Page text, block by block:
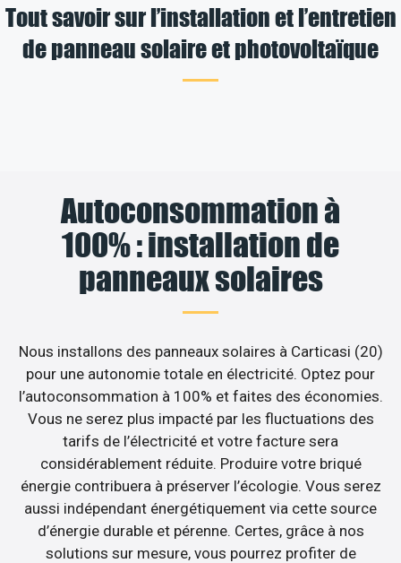
Tout savoir sur l’installation et l’entretien
de panneau solaire et photovoltaïque
Autoconsommation à
100% : installation de
panneaux solaires
Nous installons des panneaux solaires à Carticasi (20)
pour une autonomie totale en électricité. Optez pour
l’autoconsommation à 100% et faites des économies.
Vous ne serez plus impacté par les fluctuations des
tarifs de l’électricité et votre facture sera
considérablement réduite. Produire votre briqué
énergie contribuera à préserver l’écologie. Vous serez
aussi indépendant énergétiquement via cette source
d’énergie durable et pérenne. Certes, grâce à nos
solutions sur mesure, vous pourrez profiter de